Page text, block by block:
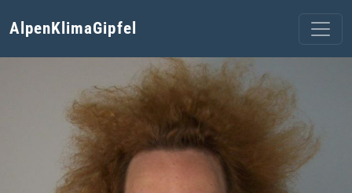
AlpenKlimaGipfel